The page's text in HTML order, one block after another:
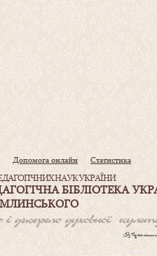
Допомога онлайн Статистика
НАУК УКРАЇНИ
БІБЛІОТЕКА